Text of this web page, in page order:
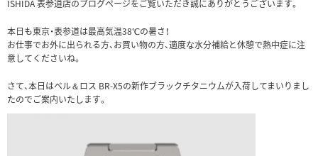
ISHIDA 表参道店のブログページをご覧いただき誠にありがとうございます。
本日も東京・表参道は最高気温38℃の暑さ！
お仕事でお外に出られる方、お買い物の方、適度な水分補給と休憩で熱中症に注
意してくださいね。
さて、本日はベル＆ロス BR-X5の新作ブラックチタニウムが入荷してまいりまし
たのでご案内いたします。